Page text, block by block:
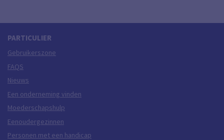
PARTICULIER
Gebruikerszone
FAQS
Nieuws
Een onderneming vinden
Moederschapshulp
Eenoudergezinnen
Personen met een handicap